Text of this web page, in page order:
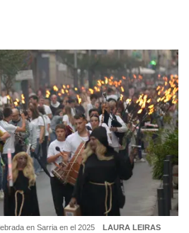
en Sarria en el 2025 LAURA LEIRAS